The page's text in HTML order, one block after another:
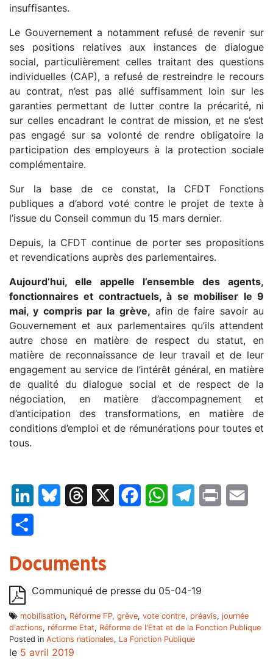
insuffisantes.
Le Gouvernement a notamment refusé de revenir sur
ses positions relatives aux instances de dialogue
social, particulièrement celles traitant des questions
individuelles (CAP), a refusé de restreindre le recours
au contrat, n’est pas allé suffisamment loin sur les
garanties permettant de lutter contre la précarité, ni
sur celles encadrant le contrat de mission, et ne s’est
pas engagé sur sa volonté de rendre obligatoire la
participation des employeurs à la protection sociale
complémentaire.
Sur la base de ce constat, la CFDT Fonctions
publiques a d’abord voté contre le projet de texte à
l’issue du Conseil commun du 15 mars dernier.
Depuis, la CFDT continue de porter ses propositions
et revendications auprès des parlementaires.
Aujourd’hui, elle appelle l’ensemble des agents,
fonctionnaires et contractuels, à se mobiliser le 9
mai, y compris par la grève, afin de faire savoir au
Gouvernement et aux parlementaires qu’ils attendent
autre chose en matière de respect du statut, en
matière de reconnaissance de leur travail et de leur
engagement au service de l’intérêt général, en matière
de qualité du dialogue social et de respect de la
négociation, en matière d’accompagnement et
d’anticipation des transformations, en matière de
conditions d’emploi et de rémunérations pour toutes et
tous.
LinkedInBluesky Threads FacebookWhatsAppTelegram
Print
Documents
Communiqué de presse du 05-04-19
mobilisation, Réforme FP, grève, vote contre, préavis, journée
d'actions, réforme Etat, Réforme de l'Etat et de la Fonction Publique
Posted in Actions nationales, La Fonction Publique
le 5 avril 2019